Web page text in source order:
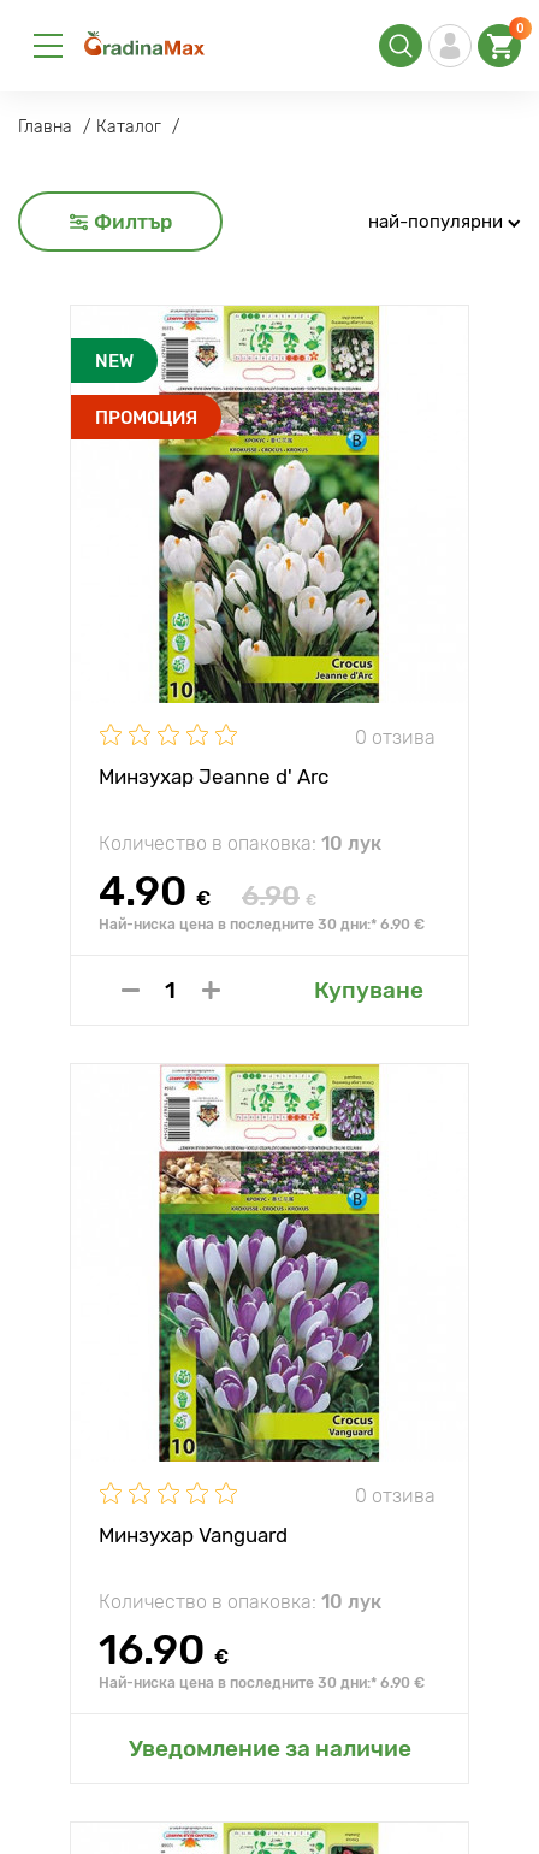
0
Главна Каталог
Филтър най-популярни
NEW
ПРОМОЦИЯ
0 отзива
Минзухар Jeanne d' Arc
Количество в опаковка: 10 лук
4.90 € 6.90 €
Най-ниска цена в последните 30 дни:* 6.90 €
Купуване
0 отзива
Минзухар Vanguard
Количество в опаковка: 10 лук
16.90 €
Най-ниска цена в последните 30 дни:* 6.90 €
Уведомление за наличие